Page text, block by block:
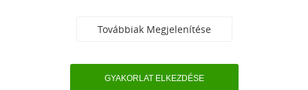
Továbbiak Megjelenítése
GYAKORLAT ELKEZDÉSE